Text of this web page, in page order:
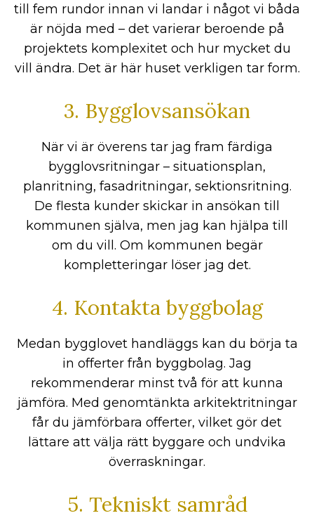
till fem rundor innan vi landar i något vi båda
är nöjda med – det varierar beroende på
projektets komplexitet och hur mycket du
vill ändra. Det är här huset verkligen tar form.
3. Bygglovsansökan
När vi är överens tar jag fram färdiga
bygglovsritningar – situationsplan,
planritning, fasadritningar, sektionsritning.
De flesta kunder skickar in ansökan till
kommunen själva, men jag kan hjälpa till
om du vill. Om kommunen begär
kompletteringar löser jag det.
4. Kontakta byggbolag
Medan bygglovet handläggs kan du börja ta
in offerter från byggbolag. Jag
rekommenderar minst två för att kunna
jämföra. Med genomtänkta arkitektritningar
får du jämförbara offerter, vilket gör det
lättare att välja rätt byggare och undvika
överraskningar.
5. Tekniskt samråd